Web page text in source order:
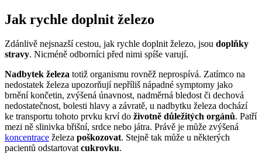
Jak rychle doplnit železo
Zdánlivě nejsnazší cestou, jak rychle doplnit železo, jsou doplňky
stravy. Nicméně odborníci před nimi spíše varují.
Nadbytek železa totiž organismu rovněž neprospívá. Zatímco na
nedostatek železa upozorňují nepříliš nápadné symptomy jako
brnění končetin, zvýšená únavnost, nadměrná bledost či dechová
nedostatečnost, bolesti hlavy a závratě, u nadbytku železa dochází
ke transportu tohoto prvku krví do životně důležitých orgánů. Patří
mezi ně slinivka břišní, srdce nebo játra. Právě je může zvýšená
koncentrace železa poškozovat. Stejně tak může u některých
pacientů odstartovatcukrovku.